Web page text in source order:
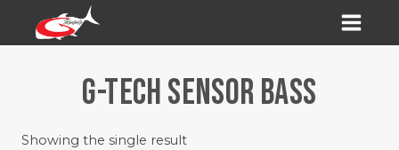
G-TECH SENSOR BASS
Showing the single result